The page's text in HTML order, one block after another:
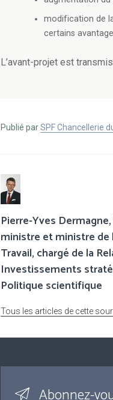
modification de
certains
L’avant-projet est
Publié parSPF Chancellerie
Pierre-Yves
ministre et ministre de
Travail, chargé de la
Investissements
Politique scientifique
Tous les articles de cette